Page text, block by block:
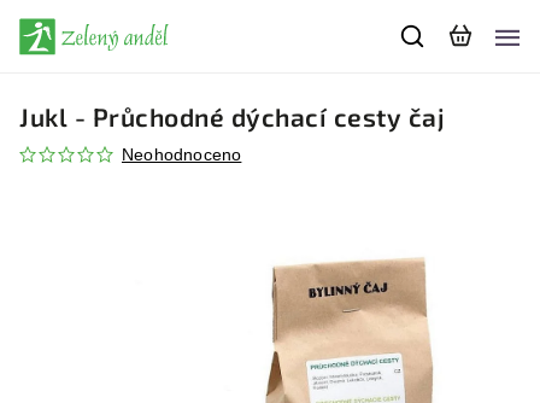
Jukl - Průchodné dýchací cesty čaj
Neohodnoceno